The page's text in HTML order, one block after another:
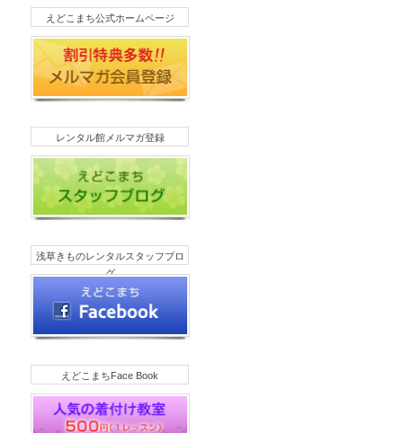
えどこまち公式ホームページ
レンタル館メルマガ登録
浅草きものレンタルスタッフブロ
グ
えどこまちFace Book